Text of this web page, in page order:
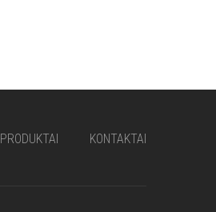
PRODUKTAI KONTAKTAI